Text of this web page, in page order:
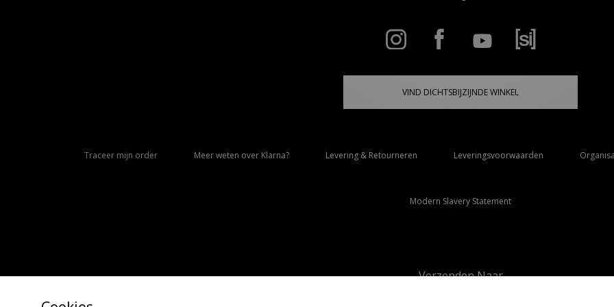
VIND DICHTSBIJZIJNDE WINKEL
Traceer mijn order Meer weten over Klarna? Levering & Retourneren Leveringsvoorwaarden
Modern Slavery Statement
Verzenden Naar